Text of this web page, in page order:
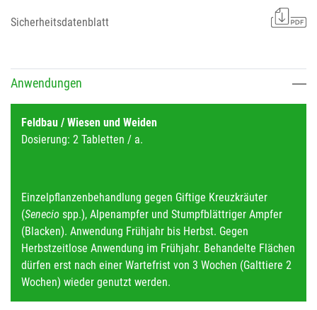
Sicherheitsdatenblatt
Anwendungen
Feldbau / Wiesen und Weiden
Dosierung: 2 Tabletten / a.
Einzelpflanzenbehandlung gegen Giftige Kreuzkräuter
(Senecio spp.), Alpenampfer und Stumpfblättriger Ampfer
(Blacken). Anwendung Frühjahr bis Herbst. Gegen
Herbstzeitlose Anwendung im Frühjahr. Behandelte Flächen
dürfen erst nach einer Wartefrist von 3 Wochen (Galttiere 2
Wochen) wieder genutzt werden.